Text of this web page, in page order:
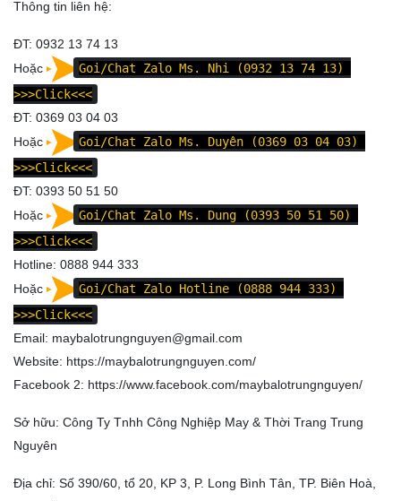
Thông tin liên hệ:
ĐT: 0932 13 74 13
Hoặc
Goi/Chat Zalo Ms. Nhi (0932 13 74 13)
>>>Click<<<
ĐT: 0369 03 04 03
Hoặc
Goi/Chat Zalo Ms. Duyên (0369 03 04 03)
>>>Click<<<
ĐT: 0393 50 51 50
Hoặc
Goi/Chat Zalo Ms. Dung (0393 50 51 50)
>>>Click<<<
Hotline: 0888 944 333
Hoặc
Goi/Chat Zalo Hotline (0888 944 333)
>>>Click<<<
Email: maybalotrungnguyen@gmail.com
Website: https://maybalotrungnguyen.com/
Facebook 2: https://www.facebook.com/maybalotrungnguyen/
Sở hữu: Công Ty Tnhh Công Nghiệp May & Thời Trang Trung
Nguyên
Địa chỉ: Số 390/60, tổ 20, KP 3, P. Long Bình Tân, TP. Biên Hoà,